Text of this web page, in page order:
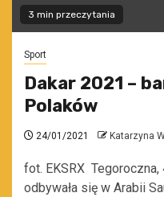
3 min przeczytania
Sport
Dakar 2021 –
Polaków
24/01/2021 Katarzyna
fot. EKSRX Tegoroczna,
odbywała się w Arabii